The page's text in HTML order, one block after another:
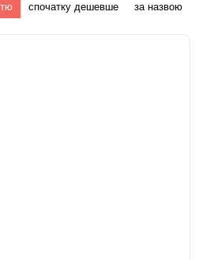
спочатку дешевше за назвою